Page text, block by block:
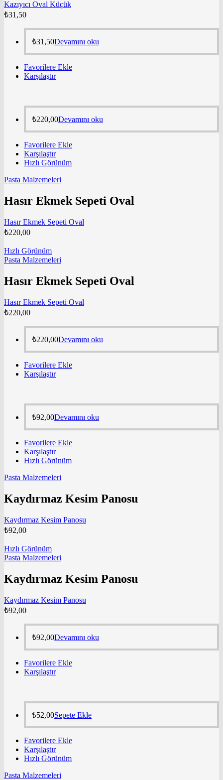
Kazıyıcı Oval Küçük
₺31,50
₺31,50Devamını oku
Favorilere Ekle
Karşılaştır
₺220,00Devamını oku
Favorilere Ekle
Karşılaştır
Hızlı Görünüm
Pasta Malzemeleri
Hasır Ekmek Sepeti Oval
Hasır Ekmek Sepeti Oval
₺220,00
Hızlı Görünüm
Pasta Malzemeleri
Hasır Ekmek Sepeti Oval
Hasır Ekmek Sepeti Oval
₺220,00
₺220,00Devamını oku
Favorilere Ekle
Karşılaştır
₺92,00Devamını oku
Favorilere Ekle
Karşılaştır
Hızlı Görünüm
Pasta Malzemeleri
Kaydırmaz Kesim Panosu
Kaydırmaz Kesim Panosu
₺92,00
Hızlı Görünüm
Pasta Malzemeleri
Kaydırmaz Kesim Panosu
Kaydırmaz Kesim Panosu
₺92,00
₺92,00Devamını oku
Favorilere Ekle
Karşılaştır
₺52,00Sepete Ekle
Favorilere Ekle
Karşılaştır
Hızlı Görünüm
Pasta Malzemeleri